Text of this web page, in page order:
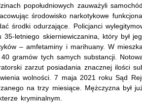
popołudniowych zauważyli
środowisko narkotykowe
środki odurzające. Policjanci
35-letniego skierniewiczanina, który był
– amfetaminy i marihuany. W
gramów tych samych substancji.
zarzut posiadania znacznej ilości
wolności. 7 maja 2021 roku Sąd
na trzy miesiące. Mężczyzna był
kryminalnym.